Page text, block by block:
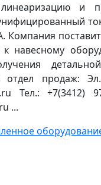
и
Компания
к навесному
отдел продаж:
Тел.: +7(3412)
...